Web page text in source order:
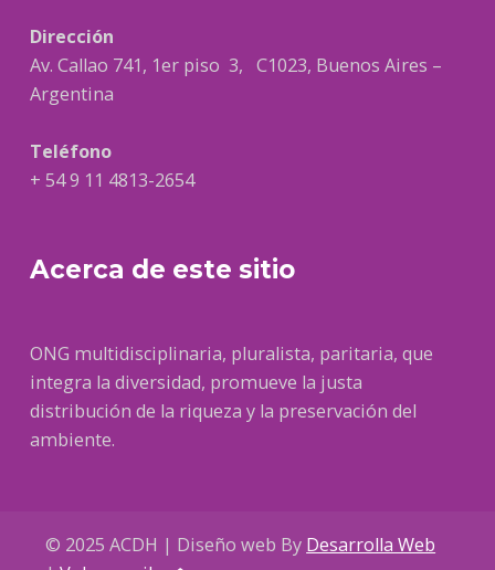
Dirección
Av. Callao 741, 1er piso 3, C1023, Buenos Aires –
Argentina
Teléfono
+ 54 9 11 4813-2654
Acerca de este sitio
ONG multidisciplinaria, pluralista, paritaria, que
integra la diversidad, promueve la justa
distribución de la riqueza y la preservación del
ambiente.
© 2025 ACDH | Diseño web By Desarrolla Web